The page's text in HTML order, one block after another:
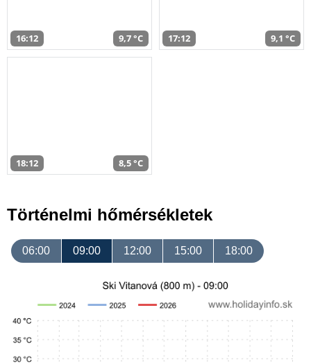
16:12 9,7 °C 17:12 9,1 °C
18:12 8,5 °C
Történelmi hőmérsékletek
06:00 09:00 12:00 15:00 18:00